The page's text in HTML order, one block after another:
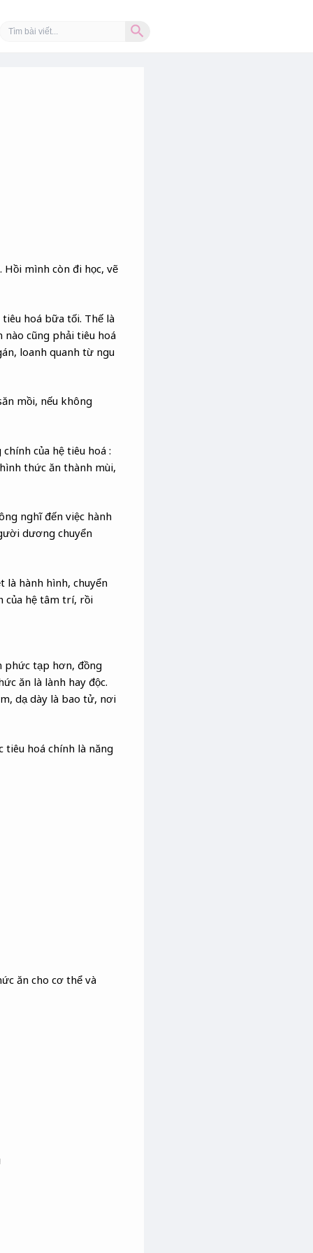
Search
for:
mình còn đi học, vẽ
hoá bữa tối. Thế là
nào cũng phải tiêu hoá
loanh quanh từ ngu
mồi, nếu không
của hệ tiêu hoá :
thức ăn thành mùi,
nghĩ đến việc hành
dương chuyển
là hành hình, chuyển
của hệ tâm trí, rồi
phức tạp hơn, đồng
ăn là lành hay độc.
dạ dày là bao tử, nơi
tiêu hoá chính là năng
ăn cho cơ thể và